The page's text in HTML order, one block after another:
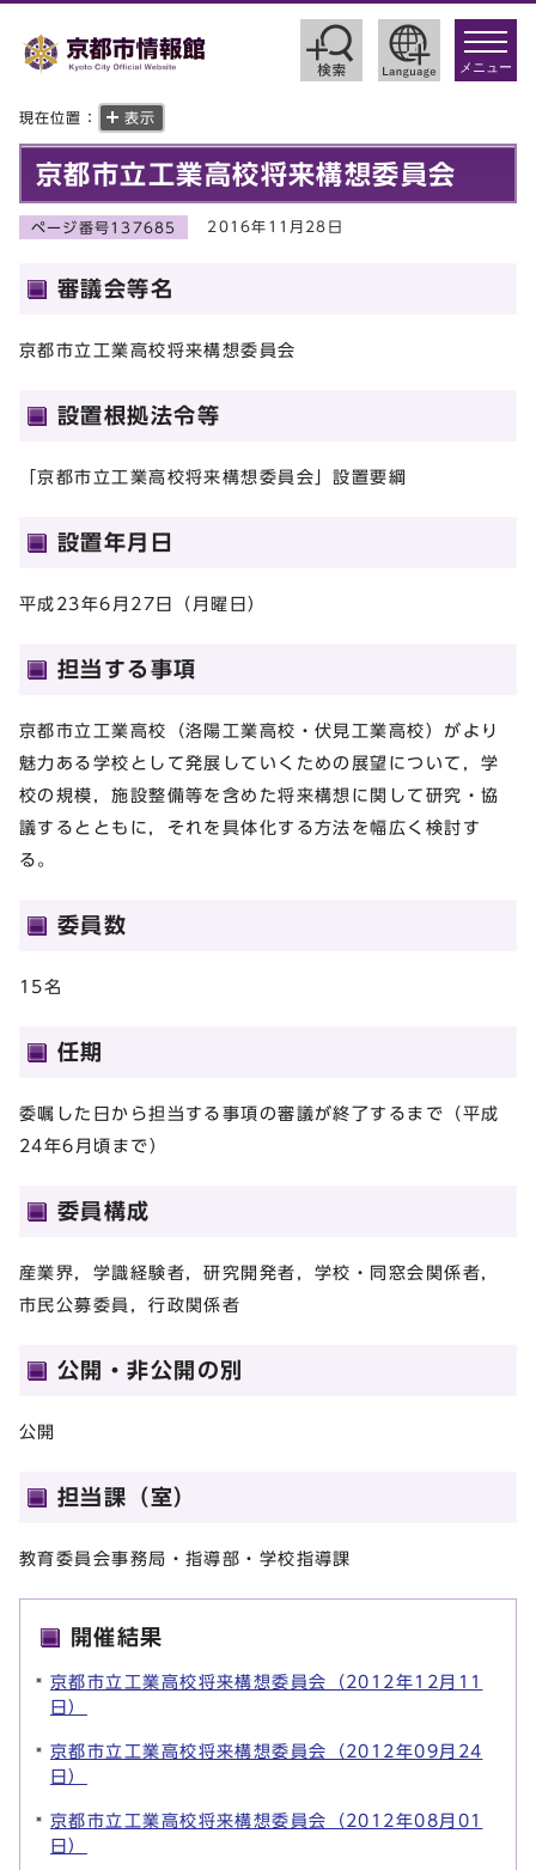
toggle
メニュー
現在位置： 表示
京都市立工業高校将来構想委員会
ページ番号137685 2016年11月28日
審議会等名
京都市立工業高校将来構想委員会
設置根拠法令等
「京都市立工業高校将来構想委員会」設置要綱
設置年月日
平成23年6月27日（月曜日）
担当する事項
京都市立工業高校（洛陽工業高校・伏見工業高校）がより
魅力ある学校として発展していくための展望について，学
校の規模，施設整備等を含めた将来構想に関して研究・協
議するとともに，それを具体化する方法を幅広く検討す
る。
委員数
15名
任期
委嘱した日から担当する事項の審議が終了するまで（平成
24年6月頃まで）
委員構成
産業界，学識経験者，研究開発者，学校・同窓会関係者，
市民公募委員，行政関係者
公開・非公開の別
公開
担当課（室）
教育委員会事務局・指導部・学校指導課
開催結果
京都市立工業高校将来構想委員会（2012年12月11
日）
京都市立工業高校将来構想委員会（2012年09月24
日）
京都市立工業高校将来構想委員会（2012年08月01
日）